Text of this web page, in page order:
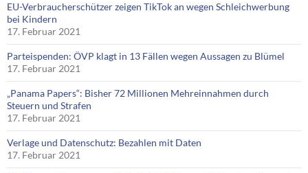
EU-Verbraucherschützer zeigen TikTok an wegen Schleichwerbung
bei Kindern
17. Februar 2021
Parteispenden: ÖVP klagt in 13 Fällen wegen Aussagen zu Blümel
17. Februar 2021
„Panama Papers“: Bisher 72 Millionen Mehreinnahmen durch
Steuern und Strafen
17. Februar 2021
Verlage und Datenschutz: Bezahlen mit Daten
17. Februar 2021